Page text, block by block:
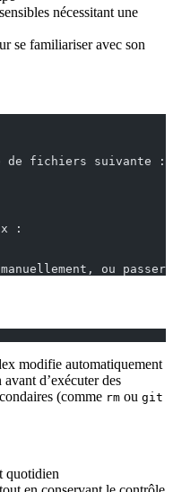
nécessitant une
se familiariser avec son
de fichiers suivante :
:
ou
modifie automatiquement
d’exécuter des
(comme rm ou git
quotidien